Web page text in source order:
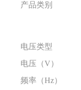
产品类别
电压类型
电压（V）
频率（Hz）